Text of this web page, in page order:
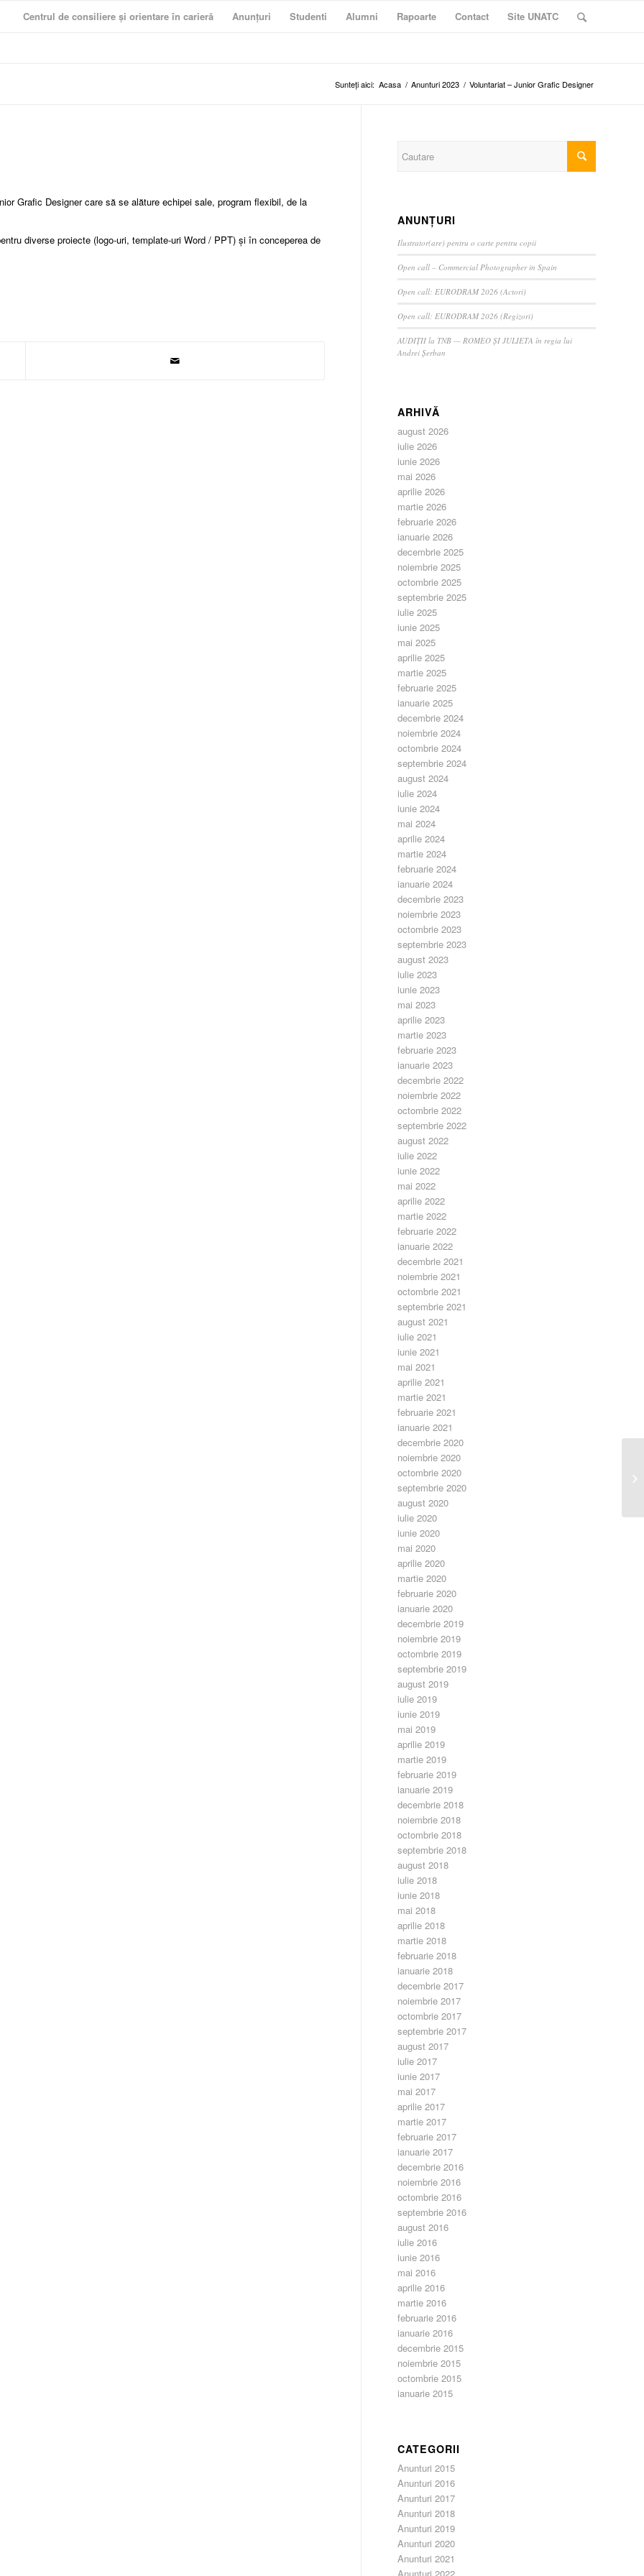
Centrul de consiliere și orientare în carieră Anunțuri Studenti Alumni Rapoarte Contact Site UNATC
Sunteți aici: Acasa / Anunturi 2023 / Voluntariat – Junior Grafic Designer
Grafic Designer care să se alăture echipei sale, program flexibil, de la
diverse proiecte (logo-uri, template-uri Word / PPT) și în conceperea de
ANUNȚURI
Ilustrator(are) pentru o carte pentru copii
Open call – Commercial Photographer in Spain
Open call: EURODRAM 2026 (Actori)
Open call: EURODRAM 2026 (Regizori)
AUDIȚII la TNB — ROMEO ȘI JULIETA în regia lui
Andrei Șerban
ARHIVĂ
august 2026
iulie 2026
iunie 2026
mai 2026
aprilie 2026
martie 2026
februarie 2026
ianuarie 2026
decembrie 2025
noiembrie 2025
octombrie 2025
septembrie 2025
iulie 2025
iunie 2025
mai 2025
aprilie 2025
martie 2025
februarie 2025
ianuarie 2025
decembrie 2024
noiembrie 2024
octombrie 2024
septembrie 2024
august 2024
iulie 2024
iunie 2024
mai 2024
aprilie 2024
martie 2024
februarie 2024
ianuarie 2024
decembrie 2023
noiembrie 2023
octombrie 2023
septembrie 2023
august 2023
iulie 2023
iunie 2023
mai 2023
aprilie 2023
martie 2023
februarie 2023
ianuarie 2023
decembrie 2022
noiembrie 2022
octombrie 2022
septembrie 2022
august 2022
iulie 2022
iunie 2022
mai 2022
aprilie 2022
martie 2022
februarie 2022
ianuarie 2022
decembrie 2021
noiembrie 2021
octombrie 2021
septembrie 2021
august 2021
iulie 2021
iunie 2021
mai 2021
aprilie 2021
martie 2021
februarie 2021
ianuarie 2021
decembrie 2020
noiembrie 2020
octombrie 2020
septembrie 2020
august 2020
iulie 2020
iunie 2020
mai 2020
aprilie 2020
martie 2020
februarie 2020
ianuarie 2020
decembrie 2019
noiembrie 2019
octombrie 2019
septembrie 2019
august 2019
iulie 2019
iunie 2019
mai 2019
aprilie 2019
martie 2019
februarie 2019
ianuarie 2019
decembrie 2018
noiembrie 2018
octombrie 2018
septembrie 2018
august 2018
iulie 2018
iunie 2018
mai 2018
aprilie 2018
martie 2018
februarie 2018
ianuarie 2018
decembrie 2017
noiembrie 2017
octombrie 2017
septembrie 2017
august 2017
iulie 2017
iunie 2017
mai 2017
aprilie 2017
martie 2017
februarie 2017
ianuarie 2017
decembrie 2016
noiembrie 2016
octombrie 2016
septembrie 2016
august 2016
iulie 2016
iunie 2016
mai 2016
aprilie 2016
martie 2016
februarie 2016
ianuarie 2016
decembrie 2015
noiembrie 2015
octombrie 2015
ianuarie 2015
CATEGORII
Anunturi 2015
Anunturi 2016
Anunturi 2017
Anunturi 2018
Anunturi 2019
Anunturi 2020
Anunturi 2021